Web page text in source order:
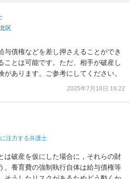
区
与債権などを差し押さえることができ
ことは可能です。ただ、相手が破産し
あります。ご参考にしてください。
2025年7月18日 16:22
注力する弁護士
は破産を仮にした場合に，それらの財
。養育費の強制執行自体は給与債権等